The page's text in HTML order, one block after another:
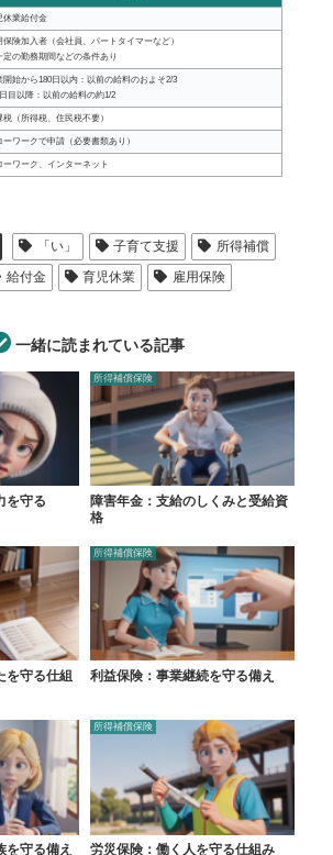
休業給付金
保険加入者（会社員、パートタイマーなど）
の勤務期間などの条件あり
開始から180日以内：以前の給料のおよそ2/3
目以降：以前の給料の約1/2
税（所得税、住民税不要）
ーワークで申請（必要書類あり）
ーワーク、インターネット
「い」 子育て支援
所得補償
給付金 育児休業 雇用保険
一緒に読まれている記事
を守る
所得補償保険
障害年金：支給のしくみと受給資
格
を守る仕組
所得補償保険
利益保険：事業継続を守る備え
を守る備え
所得補償保険
労災保険：働く人を守る仕組み